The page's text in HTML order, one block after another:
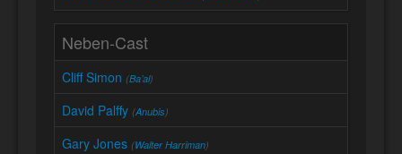
Neben-Cast
Cliff Simon (Ba’al)
David Palffy (Anubis)
Gary Jones (Walter Harriman)